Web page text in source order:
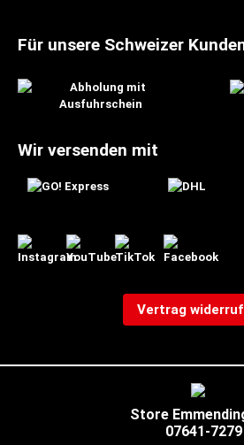
Für unsere Schweizer
Wir versenden mit
Vertrag
Store
07641-7279